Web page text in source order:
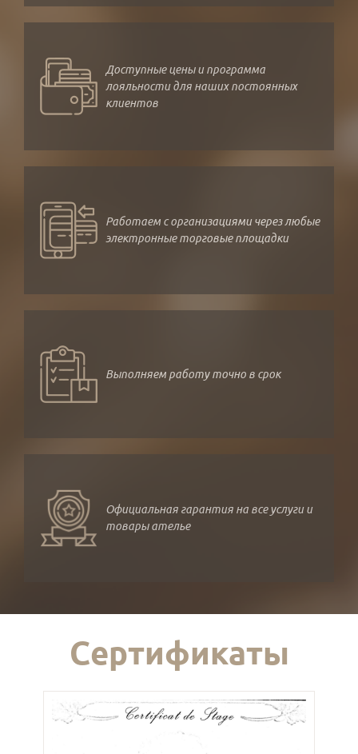
Доступные цены и программа
лояльности для наших постоянных
клиентов
Работаем с организациями через любые
электронные торговые площадки
Выполняем работу точно в срок
Официальная гарантия на все услуги и
товары ателье
Сертификаты